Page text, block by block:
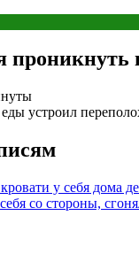
устроил
у себя дома
со стороны,